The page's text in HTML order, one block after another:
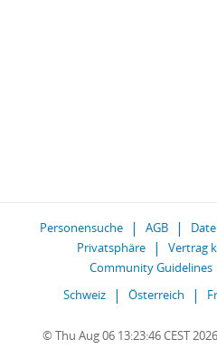
Personensuche AGB
Privatsphäre
Vertrag
Community Guidelines
Schweiz
Österreich
© Thu Aug 06 13:23:46 CEST